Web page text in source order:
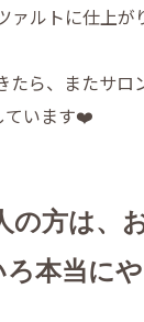
ァルトに仕上が
たら、またサロ
ています❤️
の方は、
ろ本当に